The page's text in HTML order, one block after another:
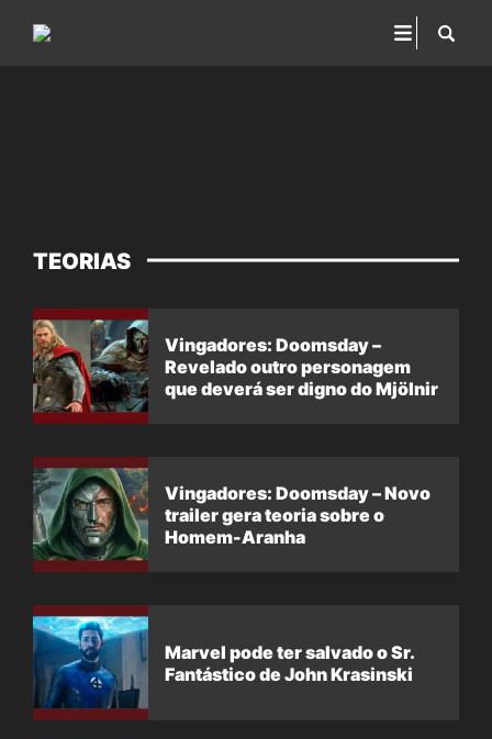
TEORIAS
Vingadores: Doomsday –
Revelado outro personagem
que deverá ser digno do Mjölnir
Vingadores: Doomsday – Novo
trailer gera teoria sobre o
Homem-Aranha
Marvel pode ter salvado o Sr.
Fantástico de John Krasinski